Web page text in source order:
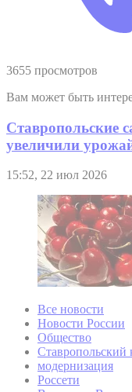
3655 просмотров
Вам может быть
Ставропольские
увеличили
15:52, 22 июл 2026
Все новости
Новости России
Общество
Ставропольский
модернизация
Россети